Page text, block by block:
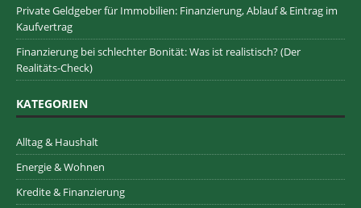
Private Geldgeber für Immobilien: Finanzierung, Ablauf & Eintrag im
Kaufvertrag
Finanzierung bei schlechter Bonität: Was ist realistisch? (Der
Realitäts-Check)
KATEGORIEN
Alltag & Haushalt
Energie & Wohnen
Kredite & Finanzierung